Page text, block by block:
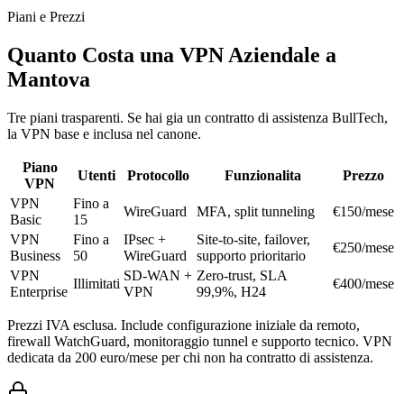
Piani e Prezzi
Quanto Costa una VPN Aziendale a
Mantova
Tre piani trasparenti. Se hai gia un contratto di assistenza BullTech,
la VPN base e inclusa nel canone.
Piano
VPN
Utenti Protocollo Funzionalita
Prezzo
VPN
Basic
Fino a
15
WireGuard MFA, split tunneling
€150/mese
VPN
Business
Fino a
50
IPsec +
WireGuard
Site-to-site, failover,
supporto prioritario
€250/mese
VPN
Enterprise
Illimitati
SD-WAN +
VPN
Zero-trust, SLA
99,9%, H24
€400/mese
Prezzi IVA esclusa. Include configurazione iniziale da remoto,
firewall WatchGuard, monitoraggio tunnel e supporto tecnico. VPN
dedicata da 200 euro/mese per chi non ha contratto di assistenza.